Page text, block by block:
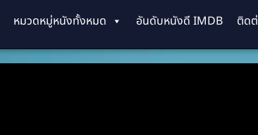
หมวดหมู่หนังทั้งหมด อันดับหนังดี IMDB ติด